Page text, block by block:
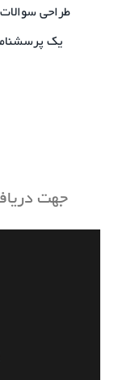
طراحی
یک
جهت